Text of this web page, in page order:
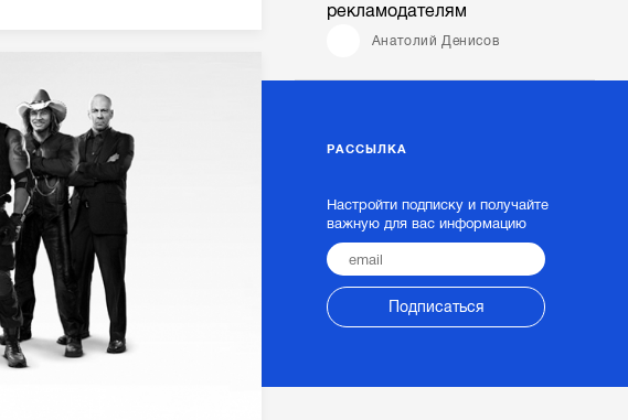
рекламодателям
Анатолий Денисов
РАССЫЛКА
Настройти подписку и получайте
важную для вас информацию
Подписаться